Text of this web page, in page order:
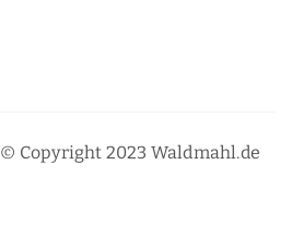
© Copyright 2023 Waldmahl.de